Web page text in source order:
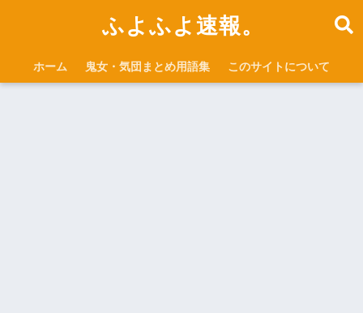
ふよふよ速報。
ホーム 鬼女・気団まとめ用語集 このサイトについて